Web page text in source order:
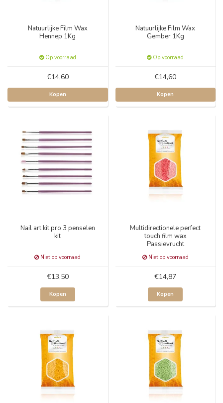
Natuurlijke Film Wax
Hennep 1Kg
Op voorraad
€14,60
Kopen
Natuurlijke Film Wax
Gember 1Kg
Op voorraad
€14,60
Kopen
Nail art kit pro 3 penselen
kit
Niet op voorraad
€13,50
Kopen
Multidirectionele perfect
touch film wax
Passievrucht
Niet op voorraad
€14,87
Kopen